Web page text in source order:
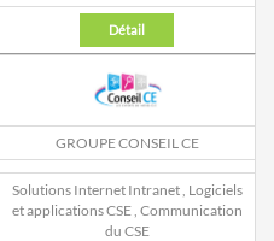
Détail
GROUPE CONSEIL CE
Solutions Internet Intranet, Logiciels
et applications CSE, Communication
du CSE